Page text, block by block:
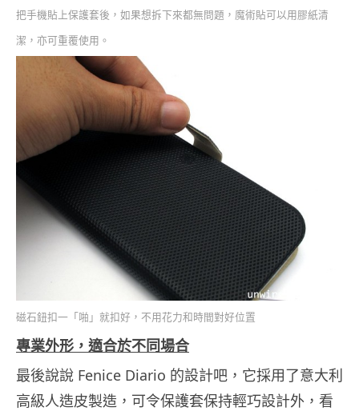
把手機貼上保護套後，如果想拆下來都無問題，魔術貼可以用膠紙清
潔，亦可重覆使用。
磁石鈕扣一「啪」就扣好，不用花力和時間對好位置
專業外形，適合於不同場合
最後說說 Fenice Diario 的設計吧，它採用了意大利
高級人造皮製造，可令保護套保持輕巧設計外，看